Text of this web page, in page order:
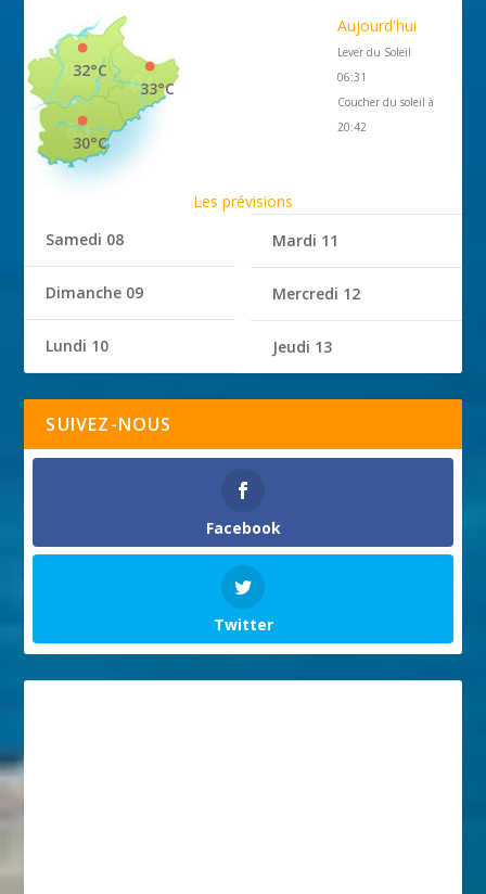
33°C
32°C
30°C
Aujourd'hui
Lever du Soleil
06:31
Coucher du soleil à
20:42
Les prévisions
Samedi 08
Dimanche 09
Lundi 10
Mardi 11
Mercredi 12
Jeudi 13
SUIVEZ-NOUS
Facebook
Twitter